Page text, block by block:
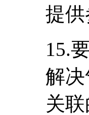
提供
15.
解
关